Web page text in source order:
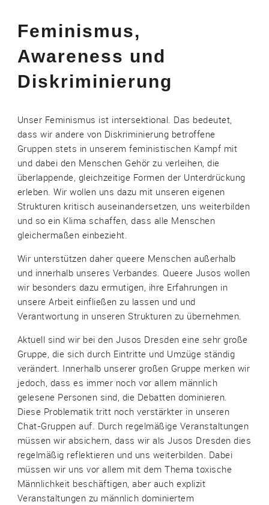
Feminismus,
Awareness und
Diskriminierung
Unser Feminismus ist intersektional. Das bedeutet,
dass wir andere von Diskriminierung betroffene
Gruppen stets in unserem feministischen Kampf mit
und dabei den Menschen Gehör zu verleihen, die
überlappende, gleichzeitige Formen der Unterdrückung
erleben. Wir wollen uns dazu mit unseren eigenen
Strukturen kritisch auseinandersetzen, uns weiterbilden
und so ein Klima schaffen, dass alle Menschen
gleichermaßen einbezieht.
Wir unterstützen daher queere Menschen außerhalb
und innerhalb unseres Verbandes. Queere Jusos wollen
wir besonders dazu ermutigen, ihre Erfahrungen in
unsere Arbeit einfließen zu lassen und und
Verantwortung in unseren Strukturen zu übernehmen.
Aktuell sind wir bei den Jusos Dresden eine sehr große
Gruppe, die sich durch Eintritte und Umzüge ständig
verändert. Innerhalb unserer großen Gruppe merken wir
jedoch, dass es immer noch vor allem männlich
gelesene Personen sind, die Debatten dominieren.
Diese Problematik tritt noch verstärkter in unseren
Chat-Gruppen auf. Durch regelmäßige Veranstaltungen
müssen wir absichern, dass wir als Jusos Dresden dies
regelmäßig reflektieren und uns weiterbilden. Dabei
müssen wir uns vor allem mit dem Thema toxische
Männlichkeit beschäftigen, aber auch explizit
Veranstaltungen zu männlich dominiertem